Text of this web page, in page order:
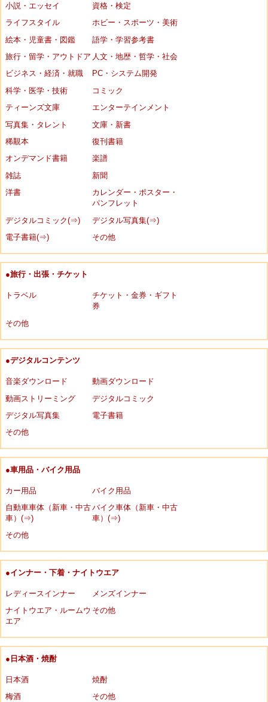
小説・エッセイ
資格・検定
ライフスタイル
ホビー・スポーツ・美術
絵本・児童書・図鑑
語学・学習参考書
旅行・留学・アウトドア 人文・地歴・哲学・社会
ビジネス・経済・就職
PC・システム開発
科学・医学・技術
コミック
ティーンズ文庫
エンターテインメント
写真集・タレント
文庫・新書
稀覯本
復刊書籍
オンデマンド書籍
楽譜
雑誌
新聞
洋書
カレンダー・ポスター・
パンフレット
デジタルコミック(⇒)
デジタル写真集(⇒)
電子書籍(⇒)
その他
●旅行・出張・チケット
トラベル
チケット・金券・ギフト
券
その他
●デジタルコンテンツ
音楽ダウンロード
動画ダウンロード
動画ストリーミング
デジタルコミック
デジタル写真集
電子書籍
その他
●車用品・バイク用品
カー用品
バイク用品
自動車車体（新車・中古
車）(⇒)
バイク車体（新車・中古
車）(⇒)
その他
●インナー・下着・ナイトウエア
レディースインナー
メンズインナー
ナイトウエア・ルームウ
エア
その他
●日本酒・焼酎
日本酒
焼酎
梅酒
その他